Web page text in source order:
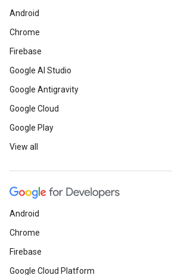
Android
Chrome
Firebase
Google AI Studio
Google Antigravity
Google Cloud
Google Play
View all
Android
Chrome
Firebase
Google Cloud Platform